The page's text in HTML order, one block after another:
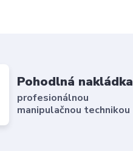
Pohodlná nakládka
profesionálnou
manipulačnou technikou